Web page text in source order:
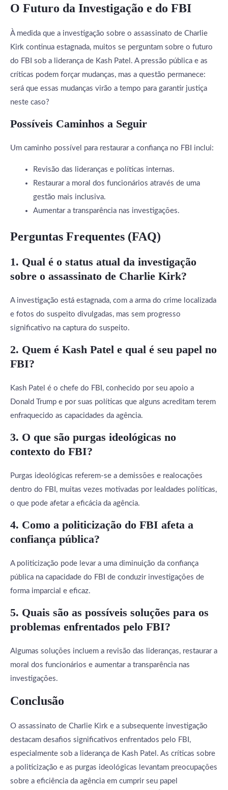
O Futuro da Investigação e do FBI
À medida que a investigação sobre o assassinato de Charlie
Kirk continua estagnada, muitos se perguntam sobre o futuro
do FBI sob a liderança de Kash Patel. A pressão pública e as
críticas podem forçar mudanças, mas a questão permanece:
será que essas mudanças virão a tempo para garantir justiça
neste caso?
Possíveis Caminhos a Seguir
Um caminho possível para restaurar a confiança no FBI inclui:
Revisão das lideranças e políticas internas.
Restaurar a moral dos funcionários através de uma
gestão mais inclusiva.
Aumentar a transparência nas investigações.
Perguntas Frequentes (FAQ)
1. Qual é o status atual da investigação
sobre o assassinato de Charlie Kirk?
A investigação está estagnada, com a arma do crime localizada
e fotos do suspeito divulgadas, mas sem progresso
significativo na captura do suspeito.
2. Quem é Kash Patel e qual é seu papel no
FBI?
Kash Patel é o chefe do FBI, conhecido por seu apoio a
Donald Trump e por suas políticas que alguns acreditam terem
enfraquecido as capacidades da agência.
3. O que são purgas ideológicas no
contexto do FBI?
Purgas ideológicas referem-se a demissões e realocações
dentro do FBI, muitas vezes motivadas por lealdades políticas,
o que pode afetar a eficácia da agência.
4. Como a politicização do FBI afeta a
confiança pública?
A politicização pode levar a uma diminuição da confiança
pública na capacidade do FBI de conduzir investigações de
forma imparcial e eficaz.
5. Quais são as possíveis soluções para os
problemas enfrentados pelo FBI?
Algumas soluções incluem a revisão das lideranças, restaurar a
moral dos funcionários e aumentar a transparência nas
investigações.
Conclusão
O assassinato de Charlie Kirk e a subsequente investigação
destacam desafios significativos enfrentados pelo FBI,
especialmente sob a liderança de Kash Patel. As críticas sobre
a politicização e as purgas ideológicas levantam preocupações
sobre a eficiência da agência em cumprir seu papel